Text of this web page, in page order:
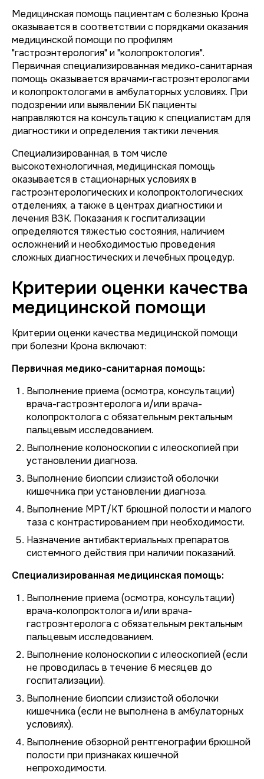
Медицинская помощь пациентам с болезнью Крона
оказывается в соответствии с порядками оказания
медицинской помощи по профилям
"гастроэнтерология" и "колопроктология".
Первичная специализированная медико-санитарная
помощь оказывается врачами-гастроэнтерологами
и колопроктологами в амбулаторных условиях. При
подозрении или выявлении БК пациенты
направляются на консультацию к специалистам для
диагностики и определения тактики лечения.
Специализированная, в том числе
высокотехнологичная, медицинская помощь
оказывается в стационарных условиях в
гастроэнтерологических и колопроктологических
отделениях, а также в центрах диагностики и
лечения ВЗК. Показания к госпитализации
определяются тяжестью состояния, наличием
осложнений и необходимостью проведения
сложных диагностических и лечебных процедур.
Критерии оценки качества
медицинской помощи
Критерии оценки качества медицинской помощи
при болезни Крона включают:
Первичная медико-санитарная помощь:
Выполнение приема (осмотра, консультации)
врача-гастроэнтеролога и/или врача-
колопроктолога с обязательным ректальным
пальцевым исследованием.
Выполнение колоноскопии с илеоскопией при
установлении диагноза.
Выполнение биопсии слизистой оболочки
кишечника при установлении диагноза.
Выполнение МРТ/КТ брюшной полости и малого
таза с контрастированием при необходимости.
Назначение антибактериальных препаратов
системного действия при наличии показаний.
Специализированная медицинская помощь:
Выполнение приема (осмотра, консультации)
врача-колопроктолога и/или врача-
гастроэнтеролога с обязательным ректальным
пальцевым исследованием.
Выполнение колоноскопии с илеоскопией (если
не проводилась в течение 6 месяцев до
госпитализации).
Выполнение биопсии слизистой оболочки
кишечника (если не выполнена в амбулаторных
условиях).
Выполнение обзорной рентгенографии брюшной
полости при признаках кишечной
непроходимости.